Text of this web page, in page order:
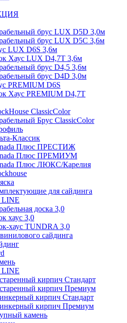
брус LUX D5D 3,0м
брус LUX D5C 3,6м
LUX D6S 3,6м
Хаус LUX D4,7T 3,6м
брус D4,5 3,6м
брус D4D 3,0м
PREMIUM D6S
Хаус PREMIUM D4,7T
ClassicColor
Брус ClassicColor
Классик
Плюс ПРЕСТИЖ
Плюс ПРЕМИУМ
Плюс ЛЮКС/Карелия
для сайдинга
доска 3,0
хаус 3,0
хаус TUNDRA 3,0
сайдинга
кирпич Стандарт
кирпич Премиум
кирпич Стандарт
кирпич Премиум
камень